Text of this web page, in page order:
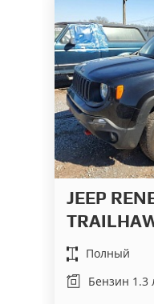
JEEP
Полный
Бензин 1.3